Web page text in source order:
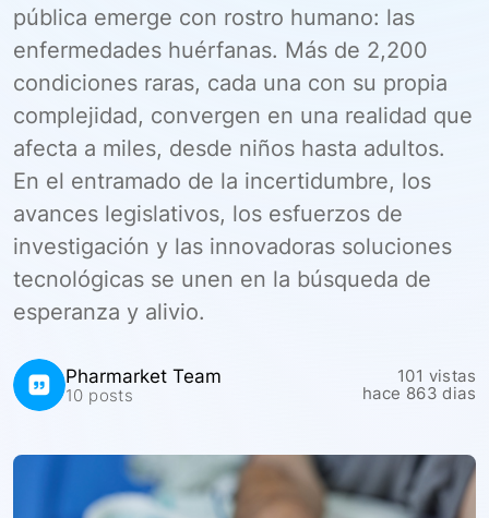
pública emerge con rostro humano: las
enfermedades huérfanas. Más de 2,200
condiciones raras, cada una con su propia
complejidad, convergen en una realidad que
afecta a miles, desde niños hasta adultos.
En el entramado de la incertidumbre, los
avances legislativos, los esfuerzos de
investigación y las innovadoras soluciones
tecnológicas se unen en la búsqueda de
esperanza y alivio.
Pharmarket Team
10 posts
101 vistas
hace 863 dias